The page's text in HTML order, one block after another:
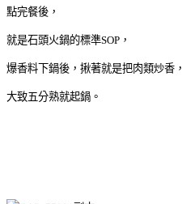
點完餐後，
就是石頭火鍋的標準SOP，
爆香料下鍋後，揪著就是把肉類炒香，
大致五分熟就起鍋。